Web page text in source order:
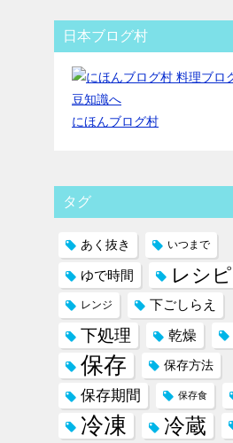
日本ブログ村
にほんブログ村
タグ
あく抜き いつまで
ゆで時間 レシピ
レンジ 下ごしらえ
下処理 乾燥
保存 保存方法
保存期間 保存食
冷凍 冷蔵